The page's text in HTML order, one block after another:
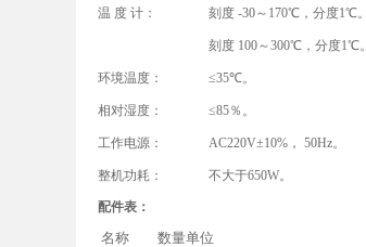
温 度 计： 刻度 -30～170℃，分度1℃。
刻度 100～300℃，分度1℃。
环境温度： ≤35℃。
相对湿度： ≤85％。
工作电源： AC220V±10%， 50Hz。
整机功耗： 不大于650W。
配件表：
名称 数量单位